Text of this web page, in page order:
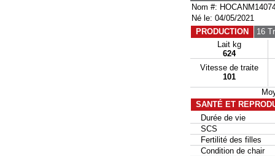
Nom #:
Né le: 04/05/2021
PRODUCTION
16
Lait kg
624
Vitesse de traite
101
SANTÉ ET
Durée de vie
SCS
Fertilité des filles
Condition de chair